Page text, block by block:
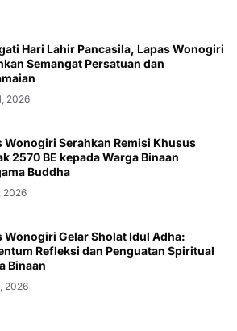
Hari Lahir Pancasila, Lapas Wonogiri
Semangat Persatuan dan
2026
Wonogiri Serahkan Remisi Khusus
2570 BE kepada Warga Binaan
Buddha
2026
Wonogiri Gelar Sholat Idul Adha:
Refleksi dan Penguatan Spiritual
Binaan
2026